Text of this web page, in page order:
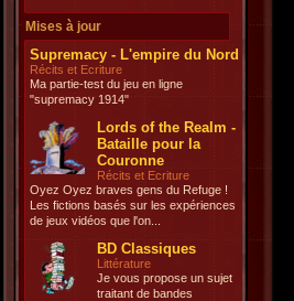
Mises à jour
Supremacy - L'empire du Nord
Récits et Ecriture
Ma partie-test du jeu en ligne
"supremacy 1914"
Lords of the Realm -
Bataille pour la
Couronne
Récits et Ecriture
Oyez Oyez braves gens du Refuge !
Les fictions basés sur les expériences
de jeux vidéos que l'on...
BD Classiques
Littérature
Je vous propose un sujet
traitant de bandes